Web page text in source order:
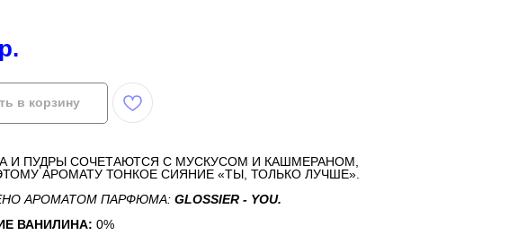
р.
в корзину
И ПУДРЫ СОЧЕТАЮТСЯ С МУСКУСОМ И КАШМЕРАНОМ,
АРОМАТУ ТОНКОЕ СИЯНИЕ «ТЫ, ТОЛЬКО ЛУЧШЕ».
АРОМАТОМ ПАРФЮМА: GLOSSIER - YOU.
ВАНИЛИНА: 0%